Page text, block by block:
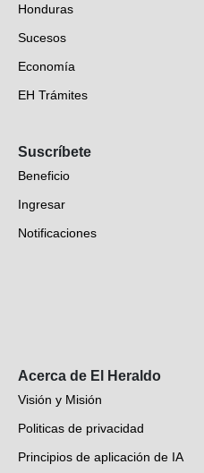
Honduras
Sucesos
Economía
EH Trámites
EH Verifica
Fotogalerías
Deportes
Videos
Suscríbete
Beneficio
Ingresar
Notificaciones
Acerca de El Heraldo
Visión y Misión
Politicas de privacidad
Principios de aplicación de IA